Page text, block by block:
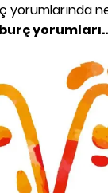
yorumlarında